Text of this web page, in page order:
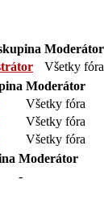
Moderátor
Všetky fóra
Moderátor
Všetky fóra
Všetky fóra
Všetky fóra
Moderátor
-